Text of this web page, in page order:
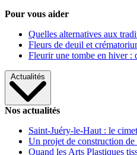
Pour vous aider
Quelles alternatives aux
Fleurs de deuil et
Fleurir une tombe en hiver :
Actualités
Nos actualités
Saint-Juéry-le-Haut : le
Un projet de construction
Quand les Arts Plastiques